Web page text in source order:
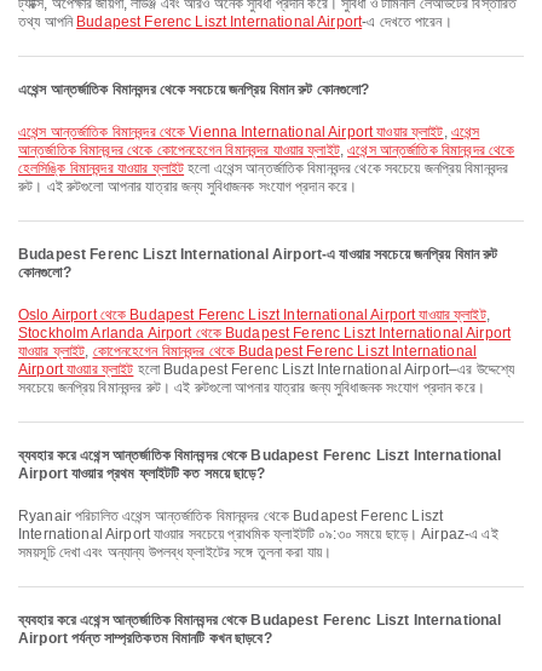
ট্যাক্সি, অপেক্ষার জায়গা, লাউঞ্জ এবং আরও অনেক সুবিধা প্রদান করে। সুবিধা ও টার্মিনাল লেআউটের বিস্তারিত
তথ্য আপনি Budapest Ferenc Liszt International Airport-এ দেখতে পারেন।
এথেন্স আন্তর্জাতিক বিমানবন্দর থেকে সবচেয়ে জনপ্রিয় বিমান রুট কোনগুলো?
এথেন্স আন্তর্জাতিক বিমানবন্দর থেকে Vienna International Airport যাওয়ার ফ্লাইট, এথেন্স
আন্তর্জাতিক বিমানবন্দর থেকে কোপেনহেগেন বিমানবন্দর যাওয়ার ফ্লাইট,এথেন্স আন্তর্জাতিক বিমানবন্দর থেকে
হেলসিঙ্কি বিমানবন্দর যাওয়ার ফ্লাইট হলো এথেন্স আন্তর্জাতিক বিমানবন্দর থেকে সবচেয়ে জনপ্রিয় বিমানবন্দর
রুট। এই রুটগুলো আপনার যাত্রার জন্য সুবিধাজনক সংযোগ প্রদান করে।
Budapest Ferenc Liszt International Airport-এ যাওয়ার সবচেয়ে জনপ্রিয় বিমান রুট
কোনগুলো?
Oslo Airport থেকে Budapest Ferenc Liszt International Airport যাওয়ার ফ্লাইট,
Stockholm Arlanda Airport থেকে Budapest Ferenc Liszt International Airport
যাওয়ার ফ্লাইট, কোপেনহেগেন বিমানবন্দর থেকে Budapest Ferenc Liszt International
Airport যাওয়ার ফ্লাইট হলো Budapest Ferenc Liszt International Airport–এর উদ্দেশ্যে
সবচেয়ে জনপ্রিয় বিমানবন্দর রুট। এই রুটগুলো আপনার যাত্রার জন্য সুবিধাজনক সংযোগ প্রদান করে।
ব্যবহার করে এথেন্স আন্তর্জাতিক বিমানবন্দর থেকে Budapest Ferenc Liszt International
Airport যাওয়ার প্রথম ফ্লাইটটি কত সময়ে ছাড়ে?
Ryanair পরিচালিত এথেন্স আন্তর্জাতিক বিমানবন্দর থেকে Budapest Ferenc Liszt
International Airport যাওয়ার সবচেয়ে প্রাথমিক ফ্লাইটটি ০৯:৩০ সময়ে ছাড়ে। Airpaz-এ এই
সময়সূচি দেখা এবং অন্যান্য উপলব্ধ ফ্লাইটের সঙ্গে তুলনা করা যায়।
ব্যবহার করে এথেন্স আন্তর্জাতিক বিমানবন্দর থেকে Budapest Ferenc Liszt International
Airport পর্যন্ত সাম্প্রতিকতম বিমানটি কখন ছাড়বে?